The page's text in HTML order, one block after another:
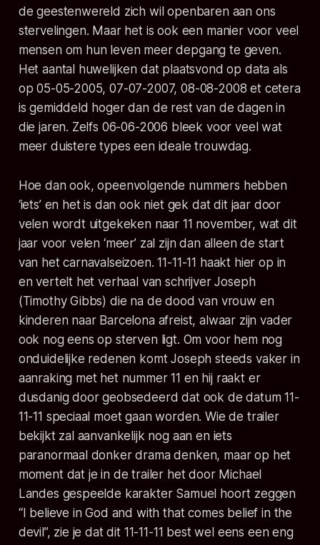
de geestenwereld zich wil openbaren aan ons
stervelingen. Maar het is ook een manier voor veel
mensen om hun leven meer depgang te geven.
Het aantal huwelijken dat plaatsvond op data als
op 05-05-2005, 07-07-2007, 08-08-2008 et cetera
is gemiddeld hoger dan de rest van de dagen in
die jaren. Zelfs 06-06-2006 bleek voor veel wat
meer duistere types een ideale trouwdag.
Hoe dan ook, opeenvolgende nummers hebben
‘iets’ en het is dan ook niet gek dat dit jaar door
velen wordt uitgekeken naar 11 november, wat dit
jaar voor velen ‘meer’ zal zijn dan alleen de start
van het carnavalseizoen. 11-11-11 haakt hier op in
en vertelt het verhaal van schrijver Joseph
(Timothy Gibbs) die na de dood van vrouw en
kinderen naar Barcelona afreist, alwaar zijn vader
ook nog eens op sterven ligt. Om voor hem nog
onduidelijke redenen komt Joseph steeds vaker in
aanraking met het nummer 11 en hij raakt er
dusdanig door geobsedeerd dat ook de datum 11-
11-11 speciaal moet gaan worden. Wie de trailer
bekijkt zal aanvankelijk nog aan en iets
paranormaal donker drama denken, maar op het
moment dat je in de trailer het door Michael
Landes gespeelde karakter Samuel hoort zeggen
“I believe in God and with that comes belief in the
devil”, zie je dat dit 11-11-11 best wel eens een eng